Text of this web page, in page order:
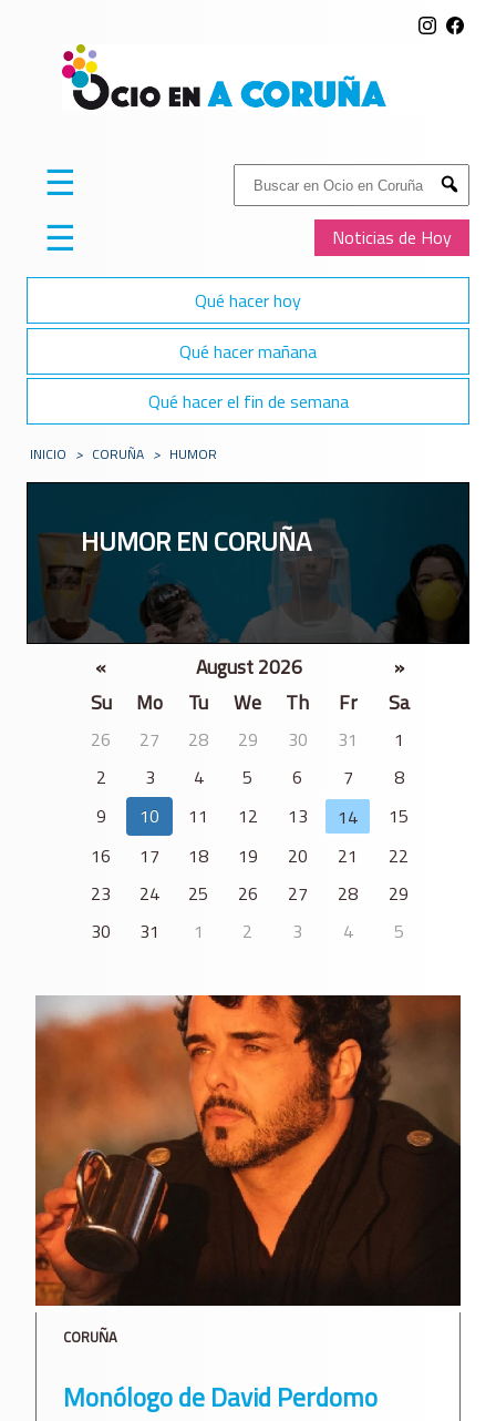
Buscar:
Submit
Noticias de Hoy
☰
☰
Qué hacer hoy
Qué hacer mañana
Qué hacer el fin de semana
INICIO > CORUÑA > HUMOR
HUMOR EN CORUÑA
« August 2026
»
Su
Mo Tu We Th Fr Sa
26 27 28 29 30 31
1
2
3 4 5 6 7
8
9
10 11 12 13 14
15
16
17 18 19 20 21
22
23
24 25 26 27 28
29
30
31 1 2 3 4 5
CORUÑA
Monólogo de David Perdomo